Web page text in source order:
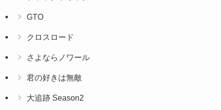
GTO
クロスロード
さよならノワール
君の好きは無敵
大追跡 Season2